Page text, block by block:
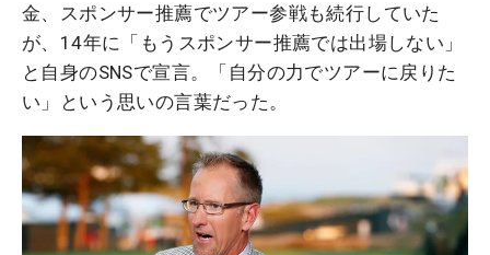
金、スポンサー推薦でツアー参戦も続行していた
が、14年に「もうスポンサー推薦では出場しない」
と自身のSNSで宣言。「自分の力でツアーに戻りた
い」という思いの言葉だった。